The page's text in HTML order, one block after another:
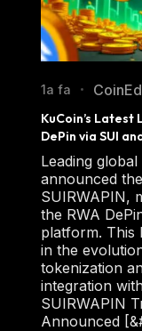
1a fa •
KuCoin’s Latest
DePin via SUI
Leading
announced
SUIRWAPIN,
the RWA
platform. This
in the
tokenization
integration
SUIRWAPIN
Announced